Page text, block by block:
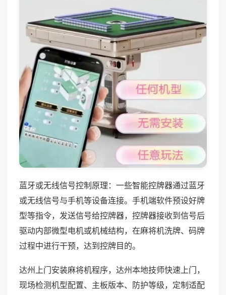
蓝牙或无线信号控制原理：一些智能控牌器通过蓝牙
或无线信号与手机等设备连接。手机端软件预设好牌
型等指令，发送信号给控牌器，控牌器接收到信号后
驱动内部微型电机或机械结构，在麻将机洗牌、码牌
过程中进行干预，达到控牌目的。
达州上门安装麻将机程序，达州本地技师快速上门，
现场检测机型配置、主板版本、防护等级，定制适配